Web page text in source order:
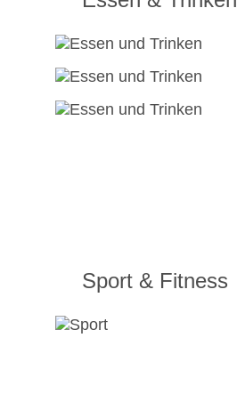
Sport & Fitness